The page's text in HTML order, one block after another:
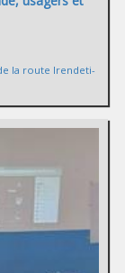
la route Irendeti-